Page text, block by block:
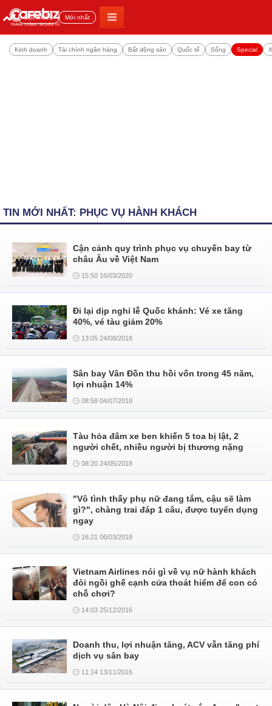
Đọc nhiều Mới nhất
Kinh doanh Tài chính ngân hàng Bất động sản Quốc tế Sống Special
TIN MỚI NHẤT: PHỤC VỤ HÀNH KHÁCH
Cận cảnh quy trình phục vụ chuyến bay từ
châu Âu về Việt Nam
15:50 16/03/2020
Đi lại dịp nghỉ lễ Quốc khánh: Vé xe tăng
40%, vé tàu giảm 20%
13:05 24/08/2018
Sân bay Vân Đồn thu hồi vốn trong 45 năm,
lợi nhuận 14%
08:58 04/07/2018
Tàu hỏa đâm xe ben khiến 5 toa bị lật, 2
người chết, nhiều người bị thương nặng
08:20 24/05/2018
"Vô tình thấy phụ nữ đang tắm, cậu sẽ làm
gì?", chàng trai đáp 1 câu, được tuyển dụng
ngay
16:21 06/03/2018
Vietnam Airlines nói gì về vụ nữ hành khách
đòi ngồi ghế cạnh cửa thoát hiểm để con có
chỗ chơi?
14:03 25/12/2016
Doanh thu, lợi nhuận tăng, ACV vẫn tăng phí
dịch vụ sân bay
11:14 13/11/2016